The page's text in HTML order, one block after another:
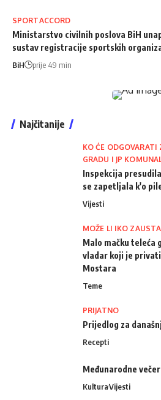
SPORTACCORD
Ministarstvo civilnih poslova BiH
sustav registracije sportskih
BiH prije 49 min
Najčitanije
KO ĆE ODGOVARATI
GRADU I JP
Inspekcija
se zapetljala k'o
Vijesti
MOŽE LI IKO
Malo mačku teleća
vladar koji je
Mostara
Teme
PRIJATNO
Prijedlog za
Recepti
Međunarodne
KulturaVijesti